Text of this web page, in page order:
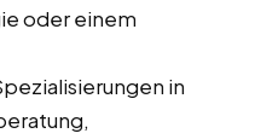
oder einem
in